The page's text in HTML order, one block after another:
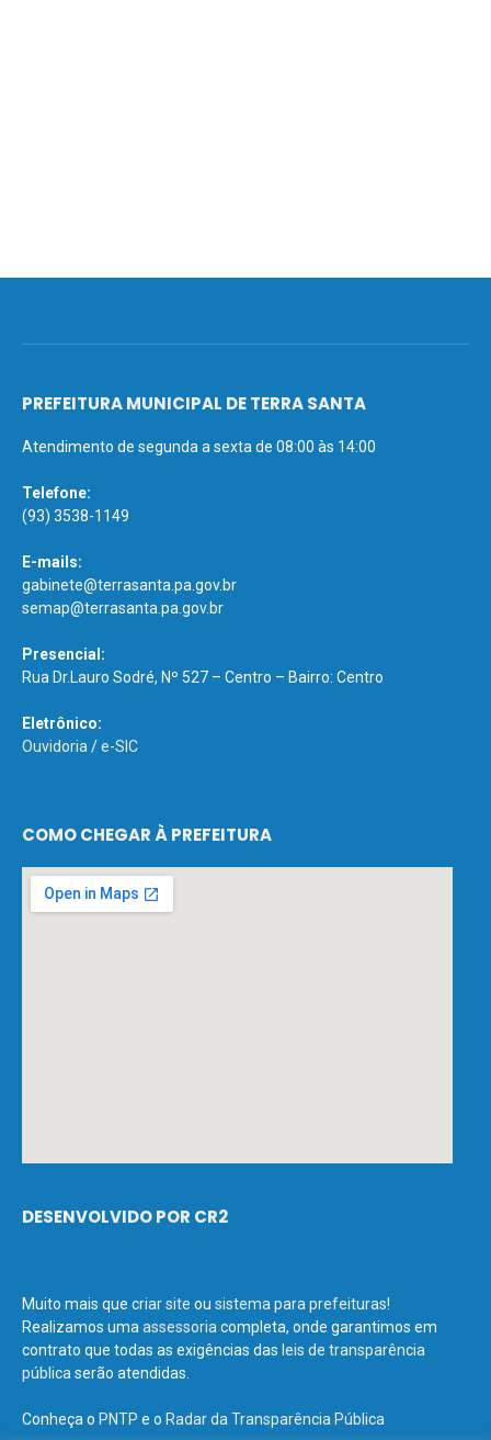
PREFEITURA MUNICIPAL DE TERRA SANTA
Atendimento de segunda a sexta de 08:00 às 14:00
Telefone:
(93) 3538-1149
E-mails:
gabinete@terrasanta.pa.gov.br
semap@terrasanta.pa.gov.br
Presencial:
Rua Dr.Lauro Sodré, Nº 527 – Centro – Bairro: Centro
Eletrônico:
Ouvidoria/e-SIC
COMO CHEGAR À PREFEITURA
DESENVOLVIDO POR CR2
Muito mais que criar site ou sistema para prefeituras!
Realizamos umaassessoriacompleta, onde garantimos em
contrato que todas as exigências das leis de transparência
públicaserão atendidas.
Conheça o PNTP e o Radar da Transparência Pública